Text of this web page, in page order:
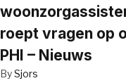
roept vragen op
PHI – Nieuws
BySjors